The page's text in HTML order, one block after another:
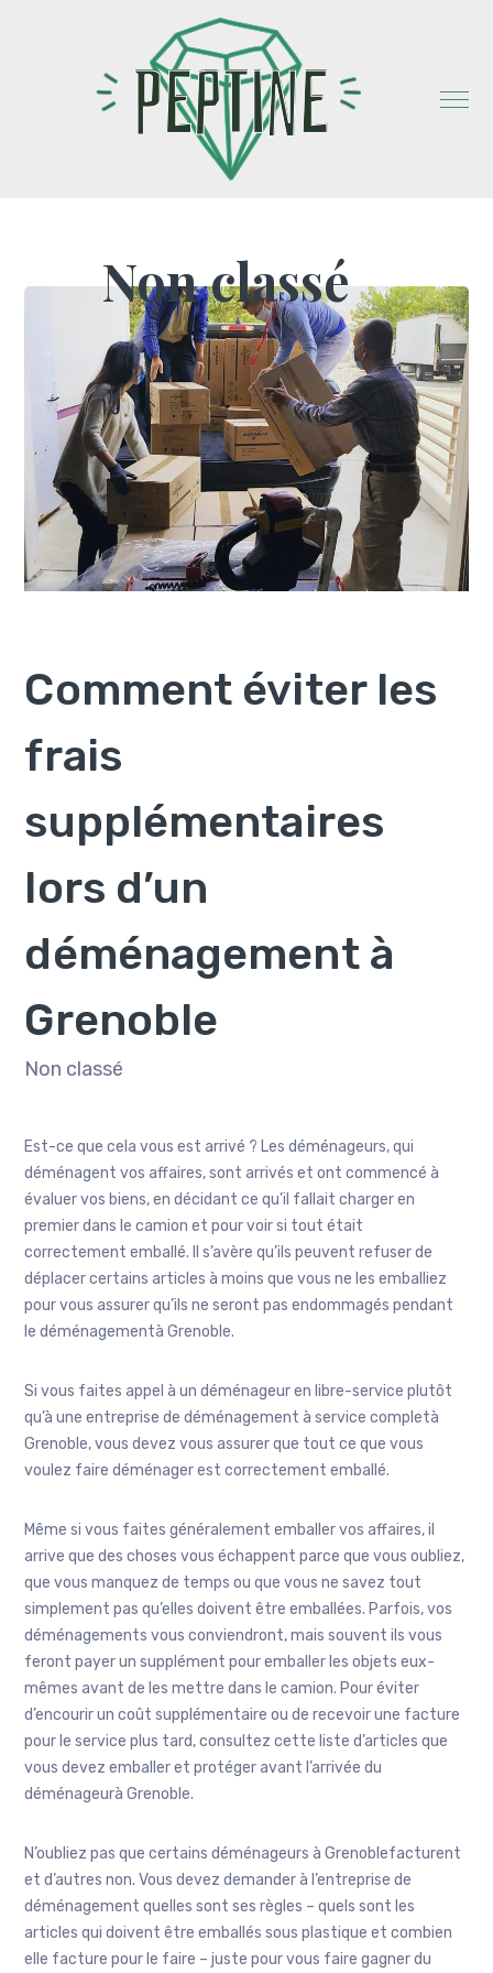
Non classé
Comment éviter les
frais
supplémentaires
lors d’un
déménagement à
Grenoble
Non classé
Est-ce que cela vous est arrivé ? Les déménageurs, qui
déménagent vos affaires, sont arrivés et ont commencé à
évaluer vos biens, en décidant ce qu’il fallait charger en
premier dans le camion et pour voir si tout était
correctement emballé. Il s’avère qu’ils peuvent refuser de
déplacer certains articles à moins que vous ne les emballiez
pour vous assurer qu’ils ne seront pas endommagés pendant
le déménagementà Grenoble.
Si vous faites appel à un déménageur en libre-service plutôt
qu’à une entreprise de déménagement à service completà
Grenoble, vous devez vous assurer que tout ce que vous
voulez faire déménager est correctement emballé.
Même si vous faites généralement emballer vos affaires, il
arrive que des choses vous échappent parce que vous oubliez,
que vous manquez de temps ou que vous ne savez tout
simplement pas qu’elles doivent être emballées. Parfois, vos
déménagements vous conviendront, mais souvent ils vous
feront payer un supplément pour emballer les objets eux-
mêmes avant de les mettre dans le camion. Pour éviter
d’encourir un coût supplémentaire ou de recevoir une facture
pour le service plus tard, consultez cette liste d’articles que
vous devez emballer et protéger avant l’arrivée du
déménageurà Grenoble.
N’oubliez pas que certains déménageurs à Grenoblefacturent
et d’autres non. Vous devez demander à l’entreprise de
déménagement quelles sont ses règles – quels sont les
articles qui doivent être emballés sous plastique et combien
elle facture pour le faire – juste pour vous faire gagner du